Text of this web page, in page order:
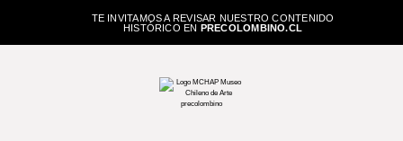
TE INVITAMOS A REVISAR NUESTRO CONTENIDO
HISTÓRICO EN PRECOLOMBINO.CL